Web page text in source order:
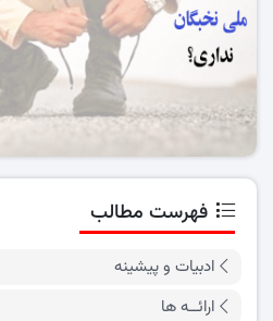
فهرست مطالب
ادبیات و پیشینه
ارائــه ها